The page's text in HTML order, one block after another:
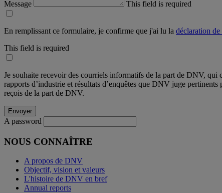
Message This field is required
En remplissant ce formulaire, je confirme que j'ai lu la déclaration
This field is required
Je souhaite recevoir des courriels informatifs de la part de DNV, qui
rapports d’industrie et résultats d’enquêtes que DNV juge
reçois de la part de DNV.
A password
NOUS CONNAÎTRE
A propos de DNV
Objectif, vision et valeurs
L'histoire de DNV en bref
Annual reports